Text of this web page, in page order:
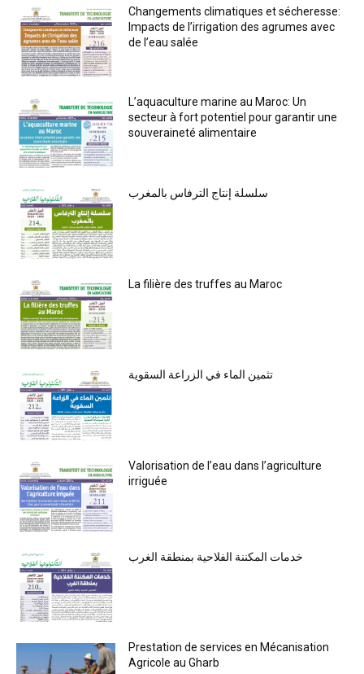
Changements climatiques et sécheresse:
Impacts de l’irrigation des agrumes avec
de l’eau salée
L’aquaculture marine au Maroc: Un
secteur à fort potentiel pour garantir une
souveraineté alimentaire
سلسلة إنتاج الترفاس بالمغرب
La filière des truffes au Maroc
تثمين الماء في الزراعة السقوية
Valorisation de l’eau dans l’agriculture
irriguée
خدمات المكننة الفلاحية بمنطقة الغرب
Prestation de services en Mécanisation
Agricole au Gharb